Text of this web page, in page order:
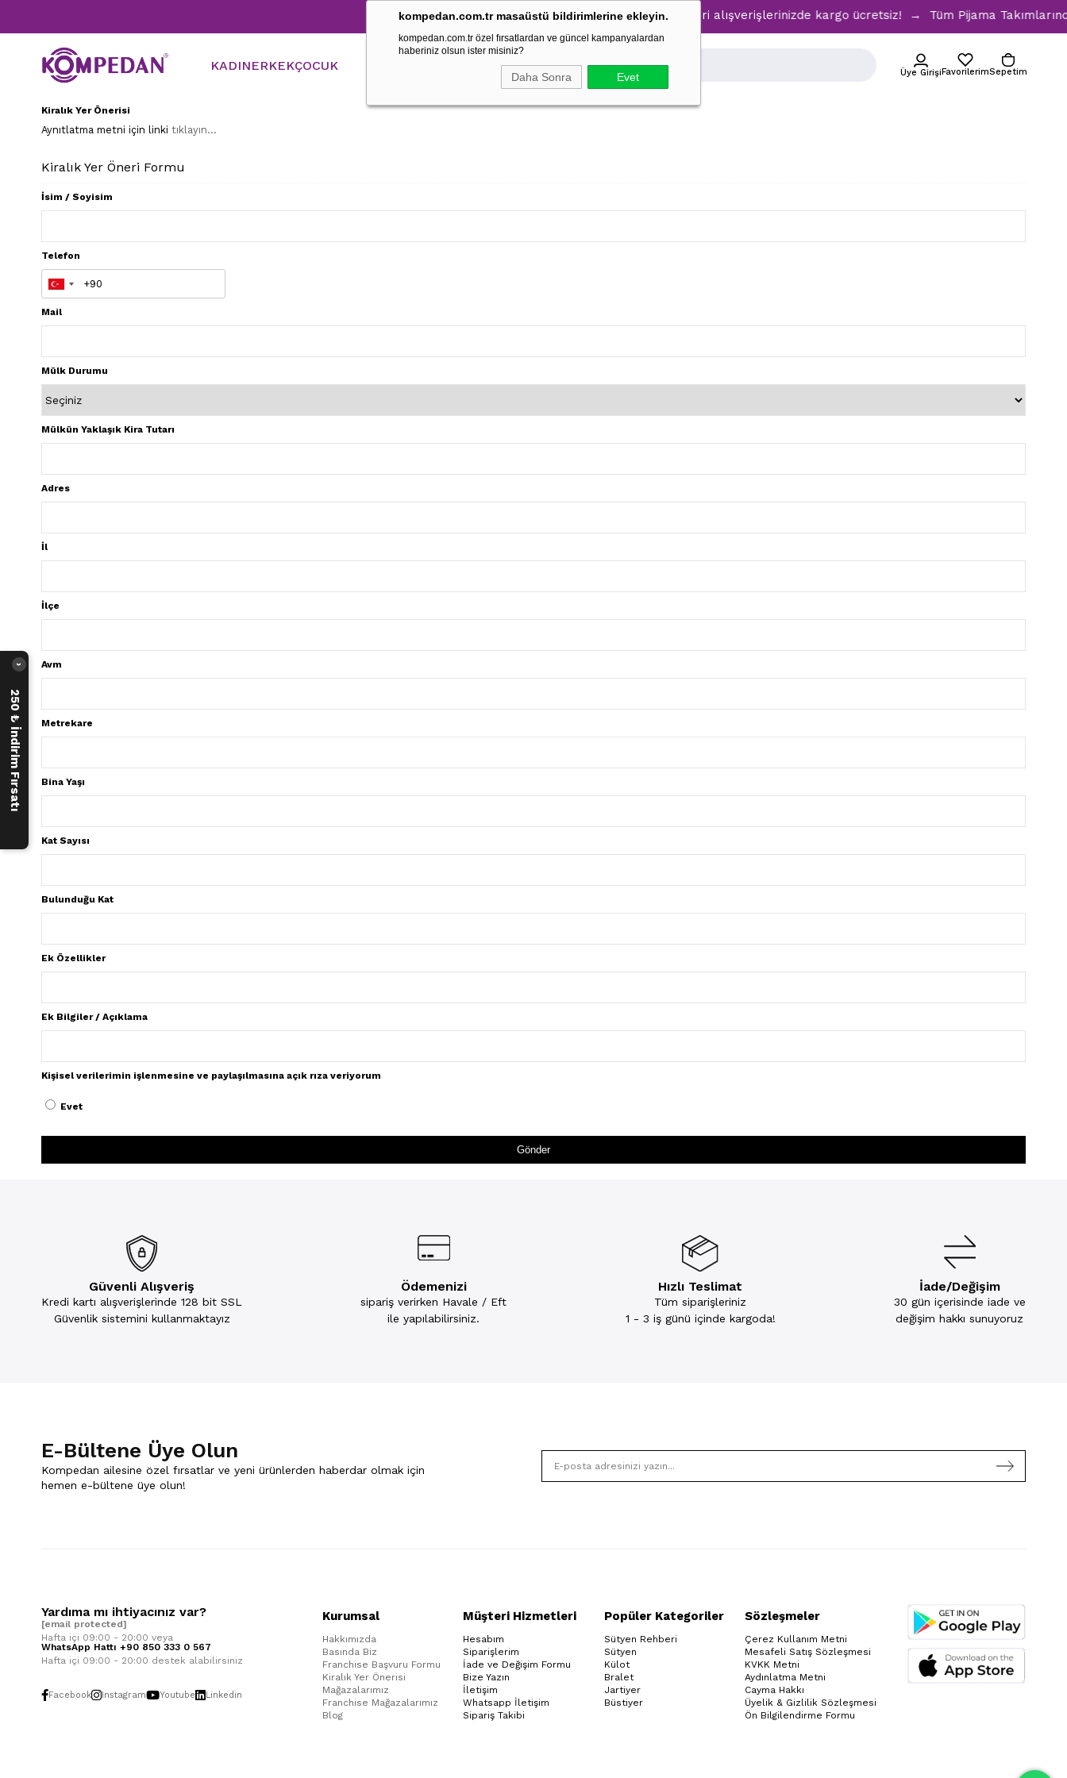
kompedan.com.tr masaüstü bildirimlerine ekleyin.
kompedan.com.tr özel fırsatlardan ve güncel kampanyalardan
haberiniz olsun ister misiniz?
Daha Sonra Evet
Tüm Pijama Takımlarında %30 İndirim → 1500 TL ve üzeri alışverişlerinizde kargo ücretsiz! → Tüm Pijama
KADINERKEKÇOCUK Üye GirişiFavorilerimSepetim
Kiralık Yer Önerisi
Aynıtlatma metni için linki tıklayın...
Kiralık Yer Öneri Formu
İsim / Soyisim
Telefon
Mail
Mülk Durumu
Mülkün Yaklaşık Kira Tutarı
Adres
İl
İlçe
Avm
Metrekare
Bina Yaşı
Kat Sayısı
Bulunduğu Kat
Ek Özellikler
Ek Bilgiler / Açıklama
Kişisel verilerimin işlenmesine ve paylaşılmasına açık rıza veriyorum
Evet
Gönder
Güvenli Alışveriş
Kredi kartı alışverişlerinde 128 bit SSL
Güvenlik sistemini kullanmaktayız
Ödemenizi
sipariş verirken Havale / Eft
ile yapılabilirsiniz.
Hızlı Teslimat
Tüm siparişleriniz
1 - 3 iş günü içinde kargoda!
İade/Değişim
30 gün içerisinde iade ve
değişim hakkı sunuyoruz
E-Bültene Üye Olun
Kompedan ailesine özel fırsatlar ve yeni ürünlerden haberdar olmak için
hemen e-bültene üye olun!
Yardıma mı ihtiyacınız var?
[email protected]
Hafta içi 09:00 - 20:00 veya
WhatsApp Hattı +90 850 333 0 567
Hafta içi 09:00 - 20:00 destek alabilirsiniz
Facebook Instagram Youtube Linkedin
Kurumsal
Hakkımızda
Basında Biz
Franchise Başvuru Formu
Kiralık Yer Önerisi
Mağazalarımız
Franchise Mağazalarımız
Blog
Müşteri Hizmetleri
Hesabım
Siparişlerim
İade ve Değişim Formu
Bize Yazın
İletişim
Whatsapp İletişim
Sipariş Takibi
Popüler Kategoriler
Sütyen Rehberi
Sütyen
Külot
Bralet
Jartiyer
Büstiyer
Sözleşmeler
Çerez Kullanım Metni
Mesafeli Satış Sözleşmesi
KVKK Metni
Aydınlatma Metni
Cayma Hakkı
Üyelik & Gizlilik Sözleşmesi
Ön Bilgilendirme Formu
250 ₺ İndirim Fırsatı
›